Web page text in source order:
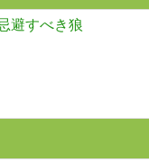
すべき狼